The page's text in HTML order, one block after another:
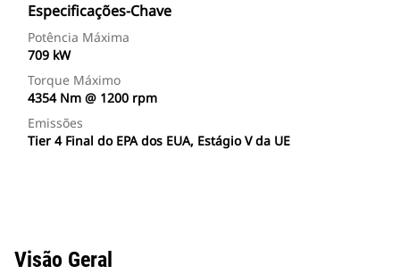
Especificações-Chave
Potência Máxima
709 kW
Torque Máximo
4354 Nm @ 1200 rpm
Emissões
Tier 4 Final do EPA dos EUA, Estágio V da UE
Visão Geral